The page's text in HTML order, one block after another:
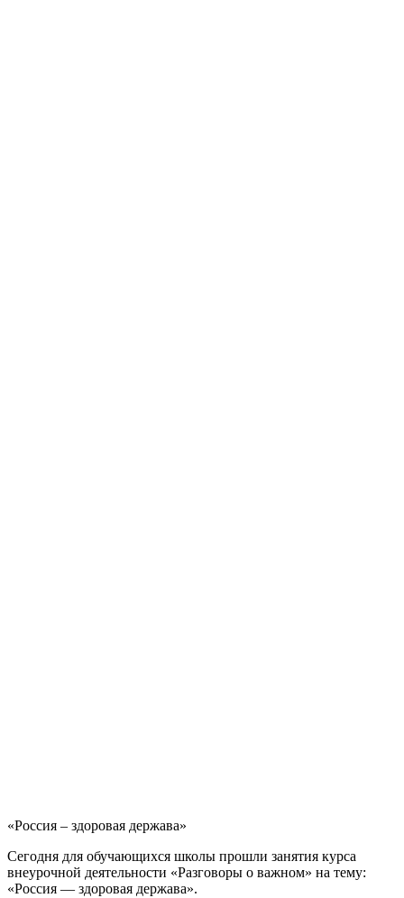
«Россия – здоровая держава»
Сегодня для обучающихся школы прошли занятия курса
внеурочной деятельности «Разговоры о важном» на тему:
«Россия — здоровая держава».